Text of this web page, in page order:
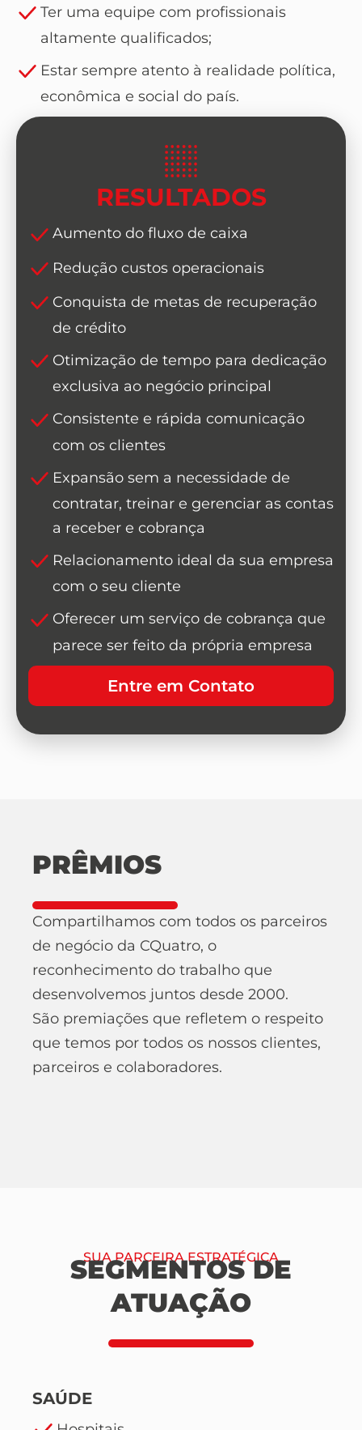
Ter uma equipe com profissionais
altamente qualificados;
Estar sempre atento à realidade política,
econômica e social do país.
RESULTADOS
Aumento do fluxo de caixa
Redução custos operacionais
Conquista de metas de recuperação
de crédito
Otimização de tempo para dedicação
exclusiva ao negócio principal
Consistente e rápida comunicação
com os clientes
Expansão sem a necessidade de
contratar, treinar e gerenciar as contas
a receber e cobrança
Relacionamento ideal da sua empresa
com o seu cliente
Oferecer um serviço de cobrança que
parece ser feito da própria empresa
Entre em Contato
PRÊMIOS
Compartilhamos com todos os parceiros
de negócio da CQuatro, o
reconhecimento do trabalho que
desenvolvemos juntos desde 2000.
São premiações que refletem o respeito
que temos por todos os nossos clientes,
parceiros e colaboradores.
SUA PARCEIRA ESTRATÉGICA
SEGMENTOS DE
ATUAÇÃO
SAÚDE